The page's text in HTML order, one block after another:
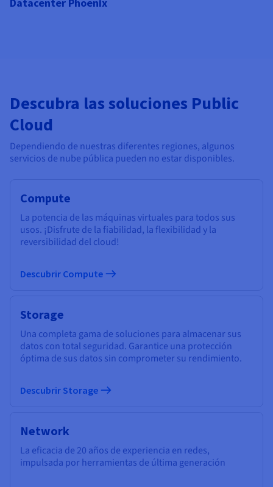
Descubra las soluciones Public
Cloud
Dependiendo de nuestras diferentes regiones, algunos
servicios de nube pública pueden no estar disponibles.
Compute
La potencia de las máquinas virtuales para todos sus
usos. ¡Disfrute de la fiabilidad, la flexibilidad y la
reversibilidad del cloud!
Descubrir Compute
Storage
Una completa gama de soluciones para almacenar sus
datos con total seguridad. Garantice una protección
óptima de sus datos sin comprometer su rendimiento.
Descubrir Storage
Network
La eficacia de 20 años de experiencia en redes,
impulsada por herramientas de última generación